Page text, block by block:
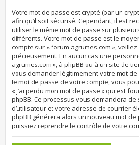
Votre mot de passe est crypté (par un
afin qu’il soit sécurisé. Cependant, il est
utiliser le même mot de passe sur
différents. Votre mot de passe est le
compte sur « forum-agrumes.com »,
précieusement. En aucun cas une
agrumes.com », à phpBB ou à un site de
vous demander légitimement votre mot
le mot de passe de votre compte, vous
« J’ai perdu mon mot de passe » qui est
phpBB. Ce processus vous demandera
d’utilisateur et votre adresse de courrier
phpBB générera alors un nouveau mot
puissiez reprendre le contrôle de votre